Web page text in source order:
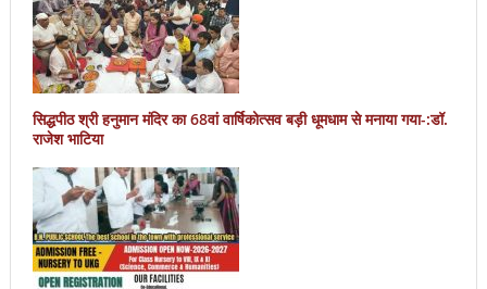
सिद्धपीठ श्री हनुमान मंदिर का 68वां वार्षिकोत्सव बड़ी धूमधाम से मनाया गया-:डॉ.
राजेश भाटिया